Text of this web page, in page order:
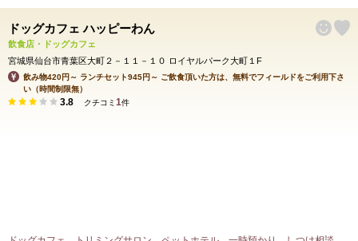
ドッグカフェ ハッピーわん
飲食店・ドッグカフェ
宮城県仙台市青葉区大町２－１１－１０ ロイヤルパーク大町１F
飲み物420円～ ランチセット945円～ ご飲食頂いた方は、無料でフィールドをご利用下さ
い（時間制限無）
3.8 クチコミ 1件